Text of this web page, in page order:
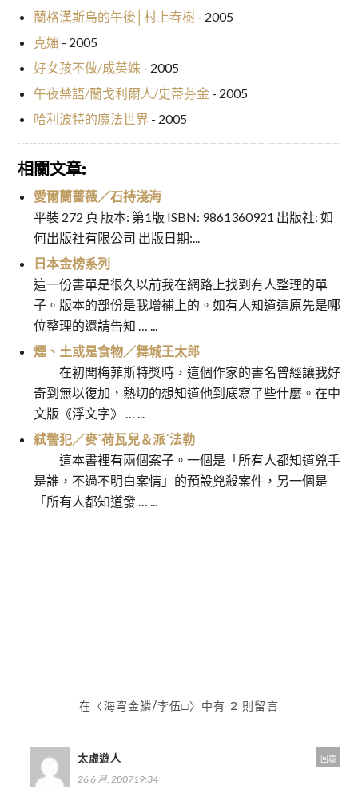
蘭格漢斯島的午後│村上春樹- 2005
克嬸- 2005
好女孩不做/成英姝- 2005
午夜禁語/蘭戈利爾人/史蒂芬金- 2005
哈利波特的魔法世界 - 2005
相關文章:
愛爾蘭薔薇／石持淺海
平裝 272 頁 版本: 第1版 ISBN: 9861360921 出版社: 如
何出版社有限公司 出版日期:...
日本金榜系列
這一份書單是很久以前我在網路上找到有人整理的單
子。版本的部份是我增補上的。如有人知道這原先是哪
位整理的還請告知 … ...
煙、土或是食物／舞城王太郎
在初聞梅菲斯特獎時，這個作家的書名曾經讓我好
奇到無以復加，熱切的想知道他到底寫了些什麼。在中
文版《浮文字》 … ...
弒警犯／麥˙荷瓦兒＆派˙法勒
這本書裡有兩個案子。一個是「所有人都知道兇手
是誰，不過不明白案情」的預設兇殺案件，另一個是
「所有人都知道發 … ...
在〈海穹金鱗/李伍□〉中有 2 則留言
太虛遊人
26 6 月, 200719:34
回覆